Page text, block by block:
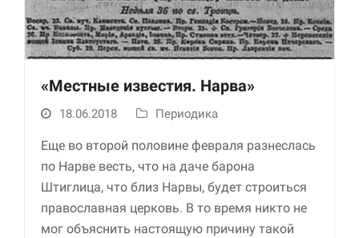
«Местные известия. Нарва»
18.06.2018 Периодика
Еще во второй половине февраля разнеслась
по Нарве весть, что на даче барона
Штиглица, что близ Нарвы, будет строиться
православная церковь. В то время никто не
мог объяснить настоящую причину такой